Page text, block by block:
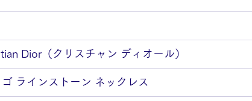
Dior（クリスチャン ディオール）
ラインストーン ネックレス